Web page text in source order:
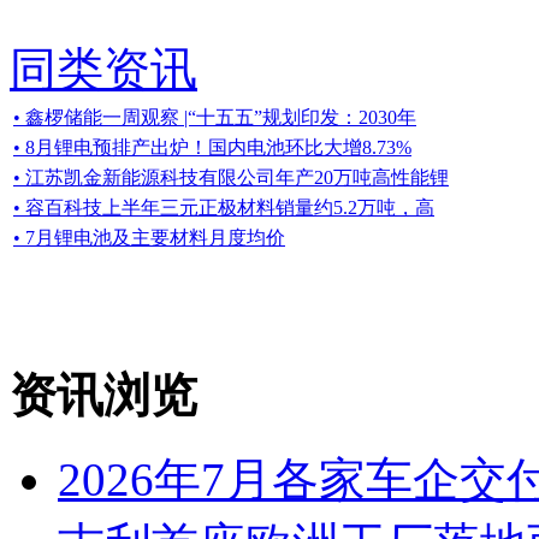
同类资讯
• 鑫椤储能一周观察 |“十五五”规划印发：2030年
• 8月锂电预排产出炉！国内电池环比大增8.73%
• 江苏凯金新能源科技有限公司年产20万吨高性能锂
• 容百科技上半年三元正极材料销量约5.2万吨，高
• 7月锂电池及主要材料月度均价
资讯浏览
2026年7月各家车企交